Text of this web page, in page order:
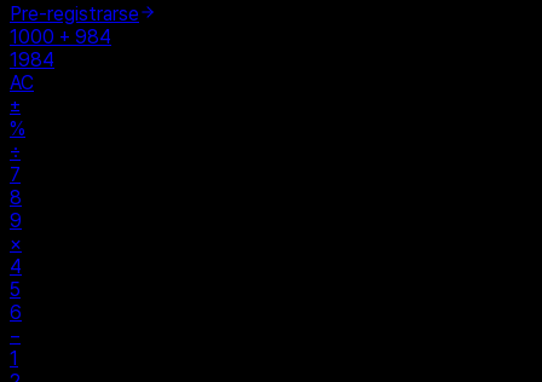
Pre-registrarse
1000 + 984
1984
AC
±
%
÷
7
8
9
×
4
5
6
−
1